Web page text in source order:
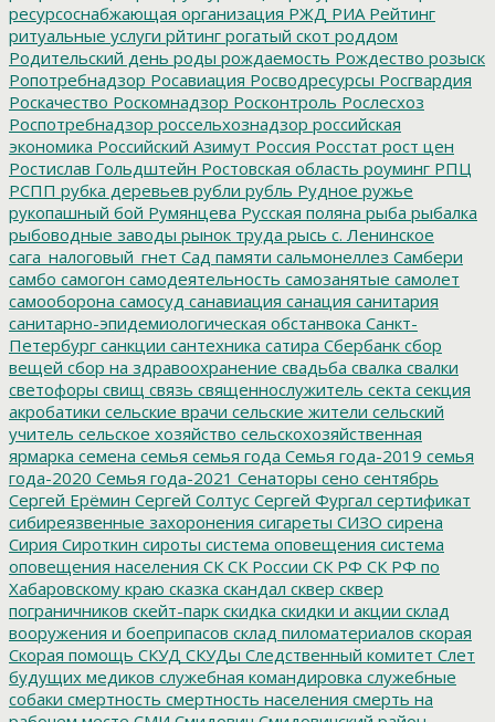
ресурсоснабжающая организация РЖД РИА Рейтинг
ритуальные услуги рйтинг рогатый скот роддом
Родительский день роды рождаемость Рождество розыск
Ропотребнадзор Росавиация Росводресурсы Росгвардия
Роскачество Роскомнадзор Росконтроль Рослесхоз
Роспотребнадзор россельхознадзор российская
экономика Российский Азимут Россия Росстат рост цен
Ростислав Гольдштейн Ростовская область роуминг РПЦ
РСПП рубка деревьев рубли рубль Рудное ружье
рукопашный бой Румянцева Русская поляна рыба рыбалка
рыбоводные заводы рынок труда рысь с. Ленинское
сага_налоговый_гнет Сад памяти сальмонеллез Самбери
самбо самогон самодеятельность самозанятые самолет
самооборона самосуд санавиация санация санитария
санитарно-эпидемиологическая обстанвока Санкт-
Петербург санкции сантехника сатира Сбербанк сбор
вещей сбор на здравоохранение свадьба свалка свалки
светофоры свищ связь священнослужитель секта секция
акробатики сельские врачи сельские жители сельский
учитель сельское хозяйство сельскохозяйственная
ярмарка семена семья семья года Семья года-2019 семья
года-2020 Семья года-2021 Сенаторы сено сентябрь
Сергей Ерёмин Сергей Солтус Сергей Фургал сертификат
сибиреязвенные захоронения сигареты СИЗО сирена
Сирия Сироткин сироты система оповещения система
оповещения населения СК СК России СК РФ СК РФ по
Хабаровскому краю сказка скандал сквер сквер
пограничников скейт-парк скидка скидки и акции склад
вооружения и боеприпасов склад пиломатериалов скорая
Скорая помощь СКУД СКУДы Следственный комитет Слет
будущих медиков служебная командировка служебные
собаки смертность смертность населения смерть на